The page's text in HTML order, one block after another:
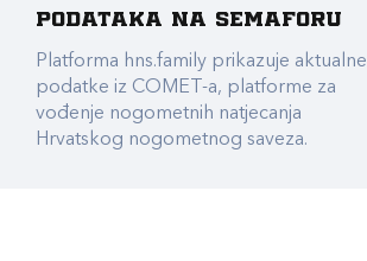
podataka na Semaforu
Platforma hns.family prikazuje aktualne
podatke iz COMET-a, platforme za
vođenje nogometnih natjecanja
Hrvatskog nogometnog saveza.